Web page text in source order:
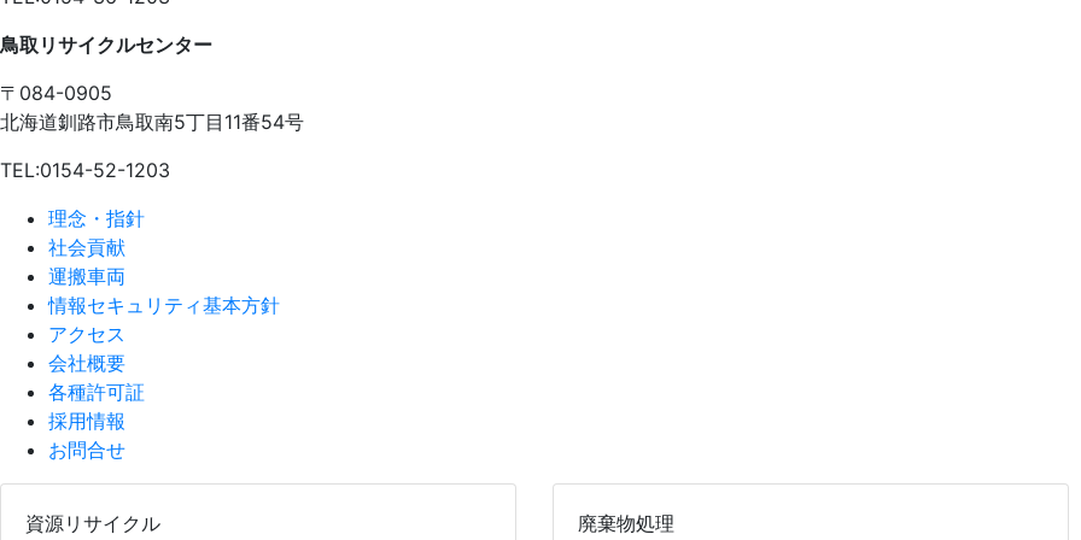
鳥取リサイクルセンター
〒084-0905
北海道釧路市鳥取南5丁目11番54号
TEL:0154-52-1203
理念・指針
社会貢献
運搬車両
情報セキュリティ基本方針
アクセス
会社概要
各種許可証
採用情報
お問合せ
資源リサイクル 廃棄物処理